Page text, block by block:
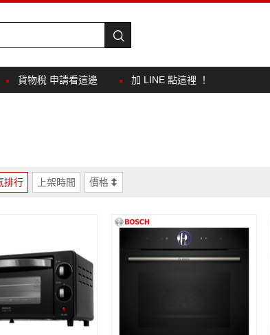
貨物稅 申請看這邊 加 LINE 點這裡 ！
排行 上架時間 價格